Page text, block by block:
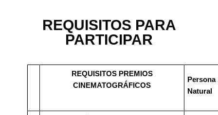
REQUISITOS PARA
PARTICIPAR
REQUISITOS PREMIOS
CINEMATOGRÁFICOS
Persona
Natural